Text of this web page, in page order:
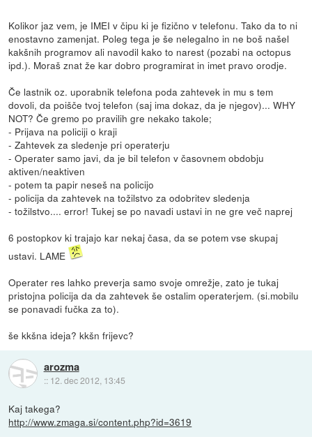
Kolikor jaz vem, je IMEI v čipu ki je fizično v telefonu. Tako da to ni
enostavno zamenjat. Poleg tega je še nelegalno in ne boš našel
kakšnih programov ali navodil kako to narest (pozabi na octopus
ipd.). Moraš znat že kar dobro programirat in imet pravo orodje.
Če lastnik oz. uporabnik telefona poda zahtevek in mu s tem
dovoli, da poišče tvoj telefon (saj ima dokaz, da je njegov)... WHY
NOT? Če gremo po pravilih gre nekako takole;
- Prijava na policiji o kraji
- Zahtevek za sledenje pri operaterju
- Operater samo javi, da je bil telefon v časovnem obdobju
aktiven/neaktiven
- potem ta papir neseš na policijo
- policija da zahtevek na tožilstvo za odobritev sledenja
- tožilstvo.... error! Tukej se po navadi ustavi in ne gre več naprej
6 postopkov ki trajajo kar nekaj časa, da se potem vse skupaj
ustavi. LAME
Operater res lahko preverja samo svoje omrežje, zato je tukaj
pristojna policija da da zahtevek še ostalim operaterjem. (si.mobilu
se ponavadi fučka za to).
še kkšna ideja? kkšn frijevc?
arozma
:: 12. dec 2012, 13:45
Kaj takega?
http://www.zmaga.si/content.php?id=3619